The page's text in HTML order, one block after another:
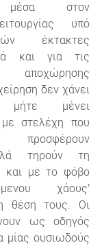
μέσα στον
υπό
έκτακτες
και για τις
αποχώρησης
δεν χάνει
μένει
στελέχη που
τηρούν τη
και με το φόβο
χάους'
θέση τους. Οι
ως οδηγός
μίας ουσιωδούς